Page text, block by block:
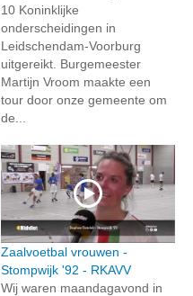
10 Koninklijke
onderscheidingen in
Leidschendam-Voorburg
uitgereikt. Burgemeester
Martijn Vroom maakte een
tour door onze gemeente om
de...
Zaalvoetbal vrouwen -
Stompwijk '92 - RKAVV
Wij waren maandagavond in